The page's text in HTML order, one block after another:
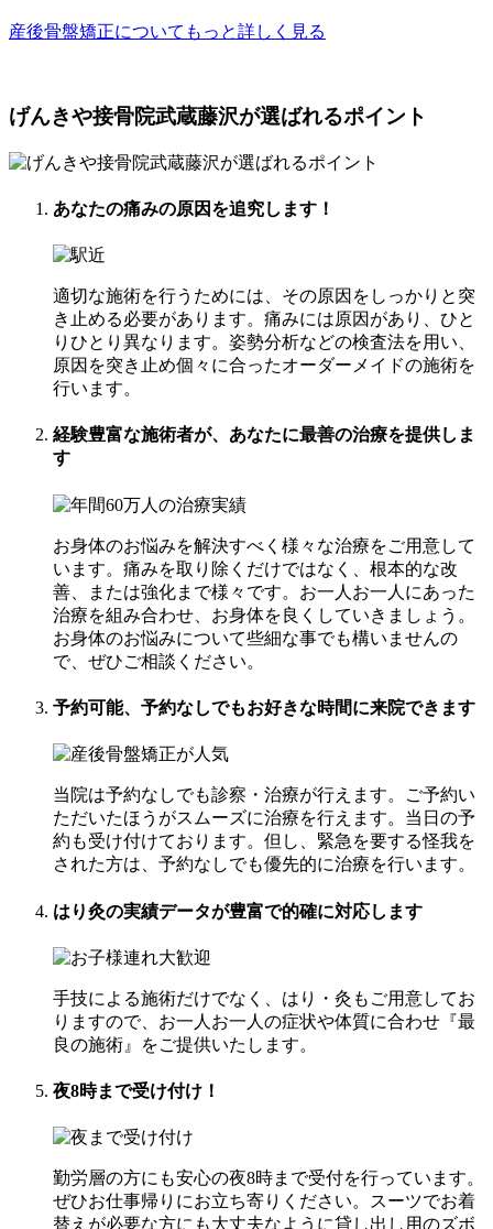
産後骨盤矯正についてもっと詳しく見る
げんきや接骨院武蔵藤沢が選ばれるポイント
あなたの痛みの原因 を追究します！
適切な施術を行うためには、その原因をしっかりと突
き止める必要があります。痛みには原因があり、ひと
りひとり異なります。姿勢分析などの検査法を用い、
原因を突き止め個々に合ったオーダーメイドの施術を
行います。
経験豊富な施術者が、あなたに最善の治療を提供しま
す
お身体のお悩みを解決すべく様々な治療をご用意して
います。痛みを取り除くだけではなく、根本的な改
善、または強化まで様々です。お一人お一人にあった
治療を組み合わせ、お身体を良くしていきましょう。
お身体のお悩みについて些細な事でも構いませんの
で、ぜひご相談ください。
予約可能、予約なしでもお好きな時間に来院できます
当院は予約なしでも診察・治療が行えます。ご予約い
ただいたほうがスムーズに治療を行えます。当日の予
約も受け付けております。但し、緊急を要する怪我を
された方は、予約なしでも優先的に治療を行います。
はり灸の実績データが豊富で的確に対応します
手技による施術だけでなく、はり・灸もご用意してお
りますので、お一人お一人の症状や体質に合わせ『最
良の施術』をご提供いたします。
夜8時まで受け付け！
勤労層の方にも安心の夜8時まで受付を行っています。
ぜひお仕事帰りにお立ち寄りください。スーツでお着
替えが必要な方にも大丈夫なように貸し出し用のズボ